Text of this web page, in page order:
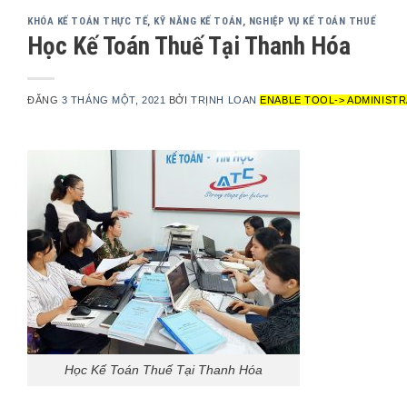
KHÓA KẾ TOÁN THỰC TẾ, KỸ NĂNG KẾ TOÁN, NGHIỆP VỤ KẾ TOÁN THUẾ
Học Kế Toán Thuế Tại Thanh Hóa
ĐĂNG 3 THÁNG MỘT, 2021 BỞITRỊNH LOAN ENABLE TOOL->
Học Kế Toán Thuế Tại Thanh Hóa